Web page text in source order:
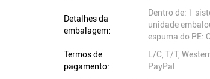
Detalhes da
embalagem:
Dentro de: 1
unidade
espuma do PE:
Termos de
pagamento:
L/C, T/T,
PayPal